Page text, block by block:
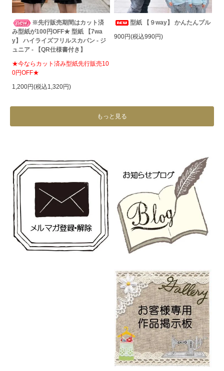
※先行販売期間はカット済
み型紙が100円OFF★ 型紙 【7wa
y】 ハイライズフリルスカパン - ジ
ュニア - 【QR仕様書付き】
★今ならカット済み型紙先行販売10
0円OFF★
1,200円(税込1,320円)
型紙 【９way】 かんたんプル
900円(税込990円)
もっと見る